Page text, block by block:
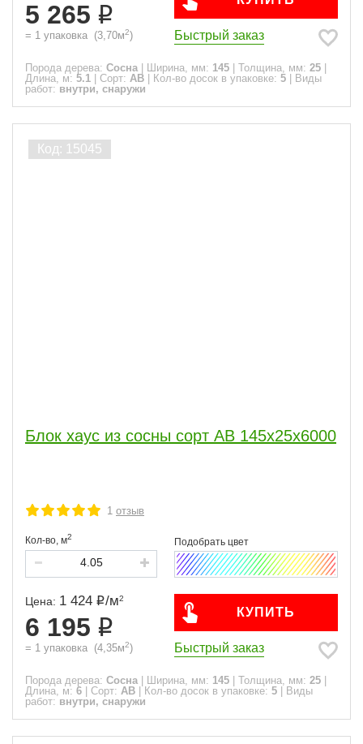
5 265
= 1 упаковка (3,70м2) Быстрый заказ
Порода дерева: Сосна Ширина, мм: 145 Толщина, мм: 25
Длина, м: 5.1 Сорт: АВ Кол-во досок в упаковке: 5
Виды
работ: внутри, снаружи
Блок хаус из сосны сорт АВ 145х25х6000
1 отзыв
Кол-во, м2
Цена: 1 424 /м2
6 195
= 1 упаковка (4,35м2)
КУПИТЬ
Быстрый заказ
Порода дерева: Сосна Ширина, мм: 145 Толщина, мм: 25
Длина, м: 6 Сорт: АВ Кол-во досок в упаковке: 5
Виды
работ: внутри, снаружи